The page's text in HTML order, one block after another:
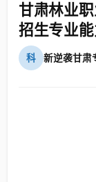
甘肃林业
招生专业
科 新逆袭甘肃